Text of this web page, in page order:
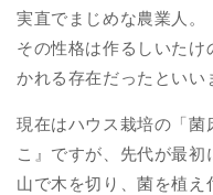
実直でまじめな農業人。
その性格は作るしいた
かれる存在だったといい
現在はハウス栽培の「菌
こ』ですが、先代が最初
山で木を切り、菌を植え